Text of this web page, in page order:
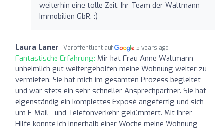
weiterhin eine tolle Zeit. Ihr Team der Waltmann
Immobilien GbR. :)
Laura Laner Veröffentlicht auf 5 years ago
Fantastische Erfahrung: Mir hat Frau Anne Waltmann
unheimlich gut weitergeholfen meine Wohnung weiter zu
vermieten. Sie hat mich im gesamten Prozess begleitet
und war stets ein sehr schneller Ansprechpartner. Sie hat
eigenständig ein komplettes Exposé angefertig und sich
um E-Mail - und Telefonverkehr gekümmert. Mit Ihrer
Hilfe konnte ich innerhalb einer Woche meine Wohnung